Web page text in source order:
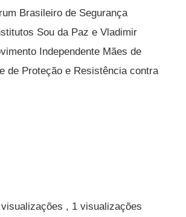
Brasileiro de Segurança
Sou da Paz e Vladimir
Independente Mães de
de Proteção e Resistência contra
, 1 visualizações